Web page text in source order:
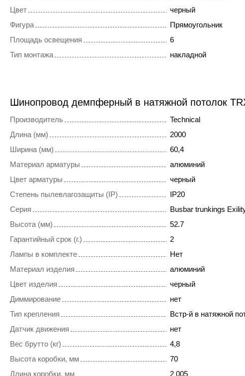
Цвет
черный
Фигура
Прямоугольник
Площадь освещения
6
Тип монтажа
накладной
Шинопровод демпферный в натяжной потолок
Производитель
Technical
Длина (мм)
2000
Ширина (мм)
60,4
Материал арматуры
алюминий
Цвет арматуры
черный
Степень пылевлагозащиты (IP)
IP20
Серия
Busbar trunkings
Высота (мм)
52.7
Гарантийный срок (г.)
2
Лампы в комплекте
Нет
Материал изделия
алюминий
Цвет изделия
черный
Диммирование
нет
Тип крепления
Встр-й в натяжной
Датчик движения
нет
Вес брутто (кг)
4,8
Высота коробки, мм
70
Длина коробки, мм
2 005